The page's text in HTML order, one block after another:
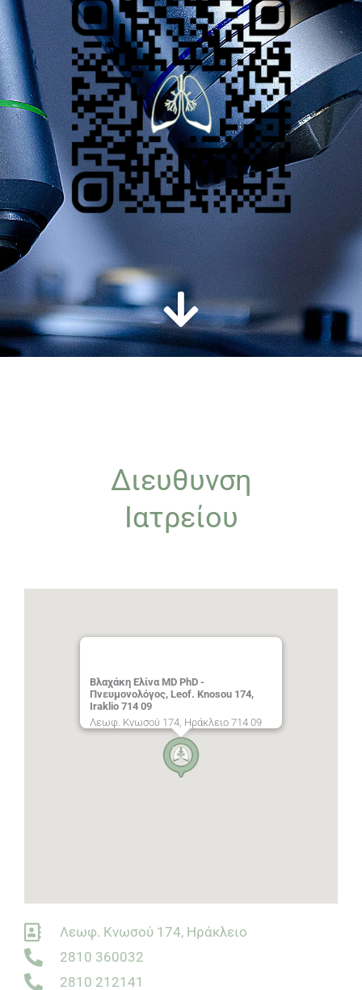
Διευθυνση
Ιατρείου
Βλαχάκη Ελίνα MD PhD -
Πνευμονολόγος, Leof. Knosou 174,
Iraklio 714 09
Λεωφ. Κνωσού 174, Ηράκλειο 714 09
Λεωφ. Κνωσού 174, Ηράκλειο
2810 360032
2810 212141